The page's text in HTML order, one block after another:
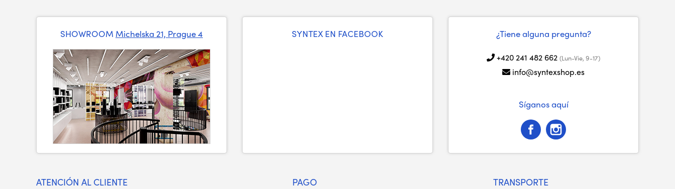
SHOWROOM Michelska 21, Prague 4 SYNTEX EN FACEBOOK ¿Tiene alguna pregunta?
+420 241 482 662 (Lun-Vie, 9-17)
info@syntexshop.es
Síganos aquí
ATENCIÓN AL CLIENTE PAGO TRANSPORTE